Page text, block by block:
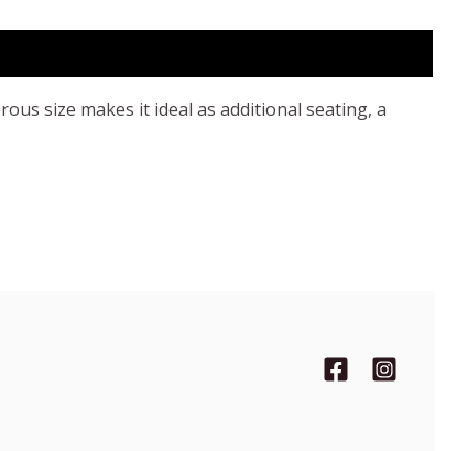
size makes it ideal as additional seating, a